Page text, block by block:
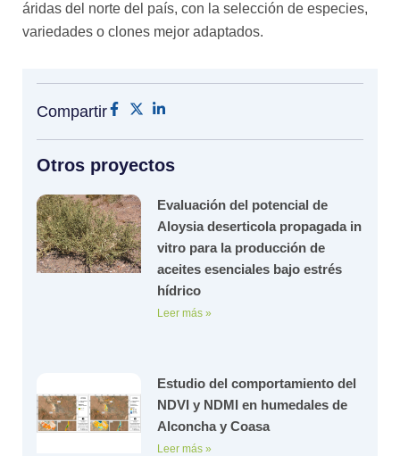
áridas del norte del país, con la selección de especies,
variedades o clones mejor adaptados.
Compartir
Otros proyectos
Evaluación del potencial de
Aloysia deserticola propagada in
vitro para la producción de
aceites esenciales bajo estrés
hídrico
Leer más »
Estudio del comportamiento del
NDVI y NDMI en humedales de
Alconcha y Coasa
Leer más »